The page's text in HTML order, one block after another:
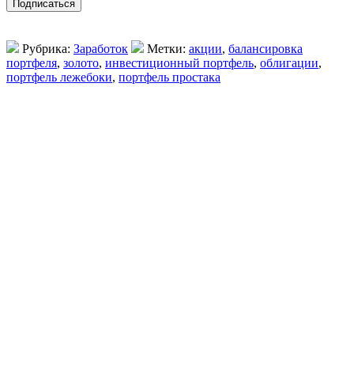
Рубрика: Заработок Метки: акции, балансировка
портфеля, золото, инвестиционный портфель, облигации,
портфель лежебоки, портфель простака